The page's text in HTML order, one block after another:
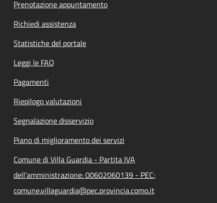
Prenotazione appuntamento
Richiedi assistenza
Statistiche del portale
Leggi le FAQ
Pagamenti
Riepilogo valutazioni
Segnalazione disservizio
Piano di miglioramento dei servizi
Comune di Villa Guardia - Partita IVA
dell'amministrazione: 00602060139 - PEC:
comune.villaguardia@pec.provincia.como.it